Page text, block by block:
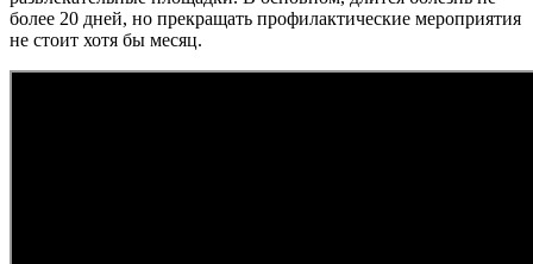
более 20 дней, но прекращать профилактические мероприятия
не стоит хотя бы месяц.